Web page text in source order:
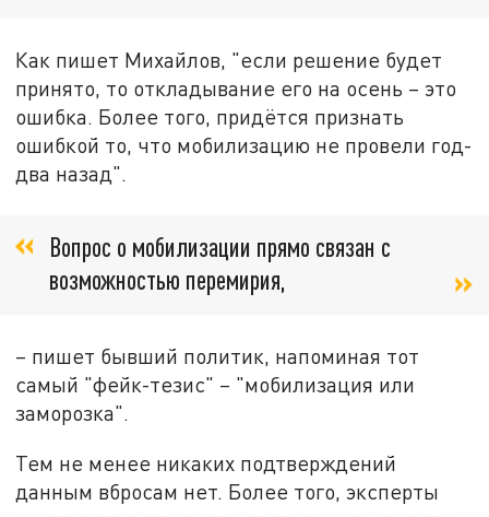
Как пишет Михайлов, "если решение будет
принято, то откладывание его на осень – это
ошибка. Более того, придётся признать
ошибкой то, что мобилизацию не провели год-
два назад".
Вопрос о мобилизации прямо связан с
возможностью перемирия,
– пишет бывший политик, напоминая тот
самый "фейк-тезис" – "мобилизация или
заморозка".
Тем не менее никаких подтверждений
данным вбросам нет. Более того, эксперты